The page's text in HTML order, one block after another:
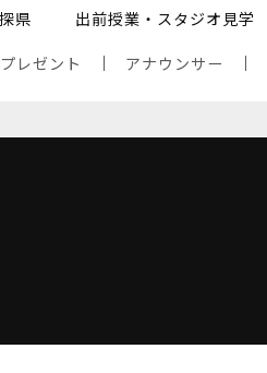
県 出前授業・スタジオ見学
レゼント アナウンサー